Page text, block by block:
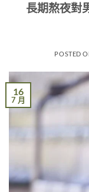
長期熬夜對
POSTED
16
7 月